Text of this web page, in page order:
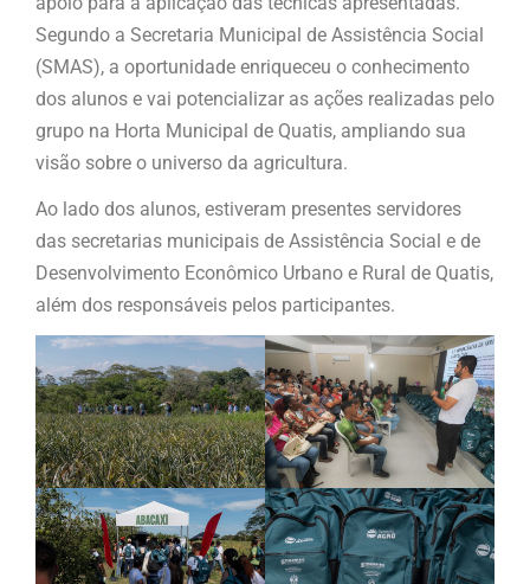
Segundo a Secretaria Municipal de Assistência Social
(SMAS), a oportunidade enriqueceu o conhecimento
dos alunos e vai potencializar as ações realizadas pelo
grupo na Horta Municipal de Quatis, ampliando sua
visão sobre o universo da agricultura.
Ao lado dos alunos, estiveram presentes servidores
das secretarias municipais de Assistência Social e de
Desenvolvimento Econômico Urbano e Rural de Quatis,
além dos responsáveis pelos participantes.